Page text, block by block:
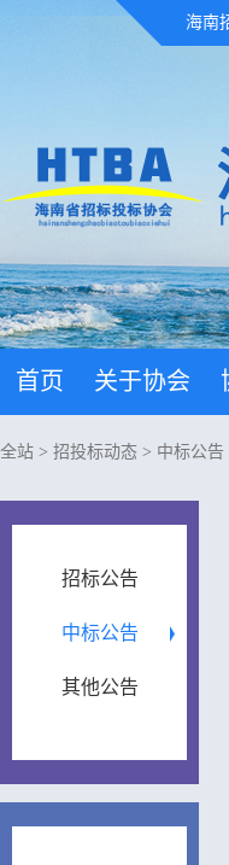
海南
首页 关于协会
全站 > 招投标动态 > 中标公告
招标公告
中标公告
其他公告